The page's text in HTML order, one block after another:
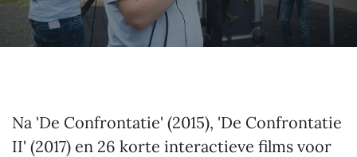
Na 'De Confrontatie' (2015), 'De Confrontatie
II' (2017) en 26 korte interactieve films voor